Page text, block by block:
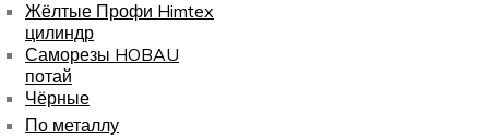
Жёлтые Профи Himtex
цилиндр
Саморезы HOBAU
потай
Чёрные
По металлу